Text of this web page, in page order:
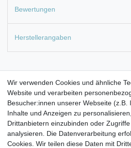
Bewertungen
Herstellerangaben
Original Ersatzteil für Auftischgeräte
Oberfläche verchromt
Wechselrohr für u.a. Carbonit
AquaNevo Auftischfilter Basic
Wir verwenden Cookies und ähnliche
Website und verarbeiten
Besucher:innen unserer Webseite (z.B.
Inhalte und Anzeigen zu
Drittanbietern einzubinden oder
analysieren. Die Datenverarbeitung
Cookies. Wir teilen diese Daten mit